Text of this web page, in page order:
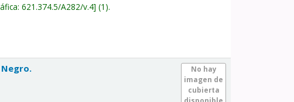
621.374.5/A282/v.4 (1).
No hay
imagen de
cubierta
disponible
Negro.